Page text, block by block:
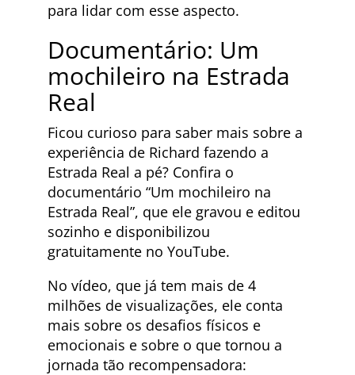
para lidar com esse aspecto.
Documentário: Um
mochileiro na Estrada
Real
Ficou curioso para saber mais sobre a
experiência de Richard fazendo a
Estrada Real a pé? Confira o
documentário “Um mochileiro na
Estrada Real”, que ele gravou e editou
sozinho e disponibilizou
gratuitamente no YouTube.
No vídeo, que já tem mais de 4
milhões de visualizações, ele conta
mais sobre os desafios físicos e
emocionais e sobre o que tornou a
jornada tão recompensadora: